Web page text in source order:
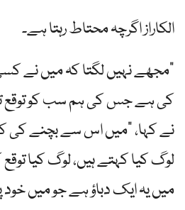
الکاراز اگرچہ محتاط رہتا ہے۔
"مجھے نہیں لگتا کہ میں نے
کی ہے جس کی ہم سب کو توقع
نے کہا، "میں اس سے بچنے کی
لوگ کیا کہتے ہیں، لوگ کیا
میں یہ ایک دباؤ ہے جو میں خود